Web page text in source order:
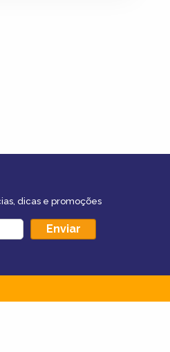
dicas e promoções